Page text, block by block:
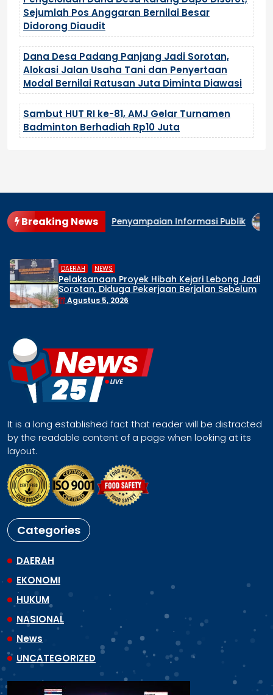
Sejumlah Pos Anggaran Bernilai Besar
Didorong Diaudit
Dana Desa Padang Panjang Jadi Sorotan,
Alokasi Jalan Usaha Tani dan Penyertaan
Modal Bernilai Ratusan Juta Diminta Diawasi
Sambut HUT RI ke-81, AMJ Gelar Turnamen
Badminton Berhadiah Rp10 Juta
Breaking News
dalam Penyampaian Informasi Publik
DAERAH NEWS
Pelaksanaan Proyek Hibah Kejari Lebong Jadi
Sorotan, Diduga Pekerjaan Berjalan Sebelum
Proses Pengadaan Rampung
Agustus 5, 2026
It is a long established fact that reader will be distracted
by the readable content of a page when looking at its
layout.
Categories
DAERAH
EKONOMI
HUKUM
NASIONAL
News
UNCATEGORIZED